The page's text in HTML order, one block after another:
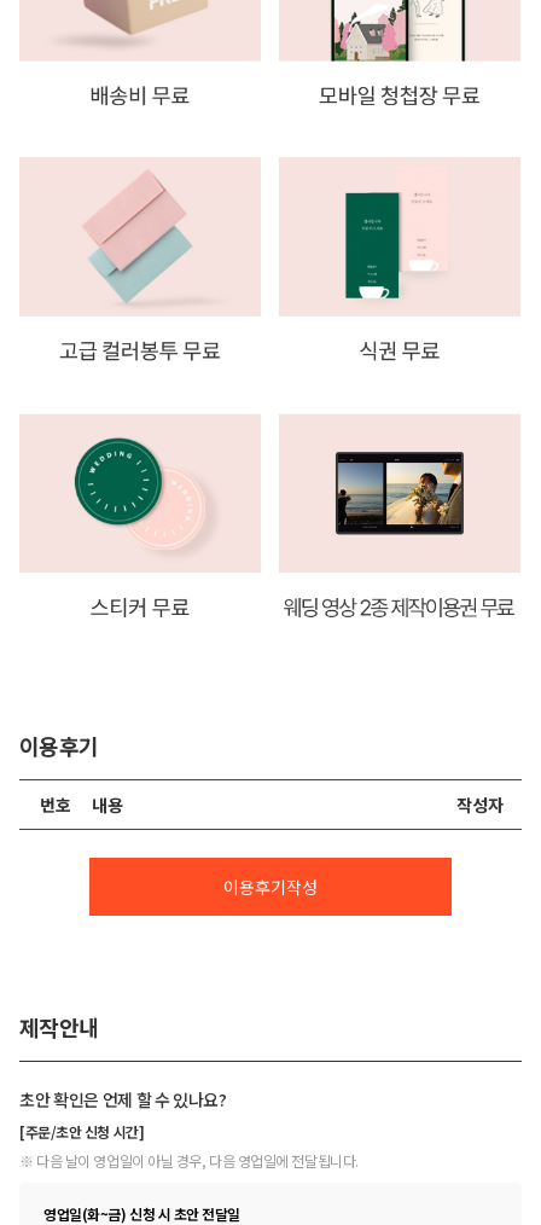
이용후기
번호 내용 작성자
이용후기작성
제작안내
초안 확인은 언제 할 수 있나요?
[주문/초안 신청 시간]
※ 다음 날이 영업일이 아닐 경우, 다음 영업일에 전달됩니다.
영업일(화~금) 신청 시 초안 전달일